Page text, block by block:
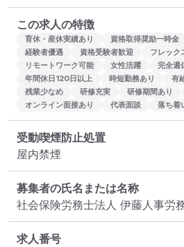
この求人の特徴
育休・産休実績あり 資格取得奨励一時金
経験者優遇
資格受験者歓迎
フレック
リモートワーク可能
女性活躍
完全週
年間休日120日以上
時短勤務あり 有
残業少なめ
研修充実 研修期間あり
オンライン面接あり
代表面談 落ち着
受動喫煙防止処置
屋内禁煙
募集者の氏名または名称
社会保険労務士法人 伊藤人事労
求人番号